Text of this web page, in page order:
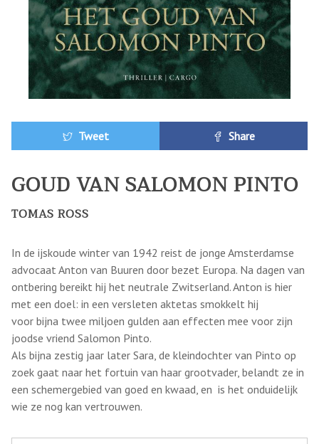
Tweet Share
GOUD VAN SALOMON PINTO
TOMAS ROSS
In de ijskoude winter van 1942 reist de jonge Amsterdamse
advocaat Anton van Buuren door bezet Europa. Na dagen van
ontbering bereikt hij het neutrale Zwitserland. Anton is hier
met een doel: in een versleten aktetas smokkelt hij
voor bijna twee miljoen gulden aan effecten mee voor zijn
joodse vriend Salomon Pinto.
Als bijna zestig jaar later Sara, de kleindochter van Pinto op
zoek gaat naar het fortuin van haar grootvader, belandt ze in
een schemergebied van goed en kwaad, en is het onduidelijk
wie ze nog kan vertrouwen.